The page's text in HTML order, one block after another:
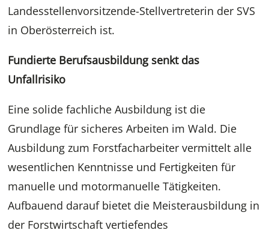
Landesstellenvorsitzende-Stellvertreterin der SVS
in Oberösterreich ist.
Fundierte Berufsausbildung senkt das
Unfallrisiko
Eine solide fachliche Ausbildung ist die
Grundlage für sicheres Arbeiten im Wald. Die
Ausbildung zum Forstfacharbeiter vermittelt alle
wesentlichen Kenntnisse und Fertigkeiten für
manuelle und motormanuelle Tätigkeiten.
Aufbauend darauf bietet die Meisterausbildung in
der Forstwirtschaft vertiefendes